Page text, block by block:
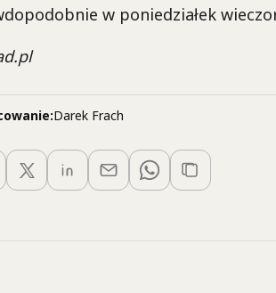
w poniedziałek
Darek Frach